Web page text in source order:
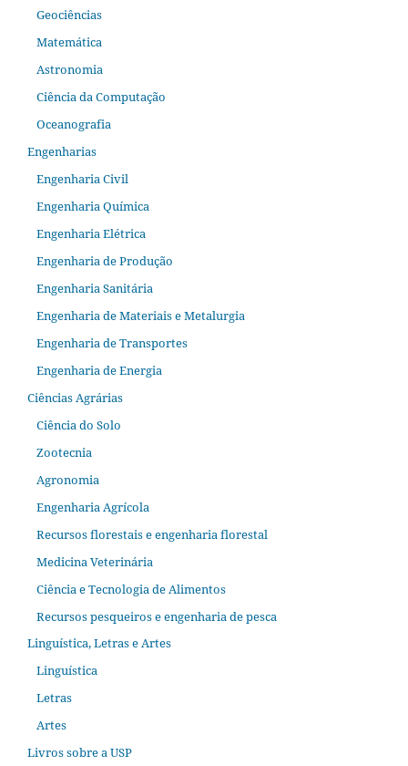
Geociências
Matemática
Astronomia
Ciência da Computação
Oceanografia
Engenharias
Engenharia Civil
Engenharia Química
Engenharia Elétrica
Engenharia de Produção
Engenharia Sanitária
Engenharia de Materiais e Metalurgia
Engenharia de Transportes
Engenharia de Energia
Ciências Agrárias
Ciência do Solo
Zootecnia
Agronomia
Engenharia Agrícola
Recursos florestais e engenharia florestal
Medicina Veterinária
Ciência e Tecnologia de Alimentos
Recursos pesqueiros e engenharia de pesca
Linguística, Letras e Artes
Linguística
Letras
Artes
Livros sobre a USP